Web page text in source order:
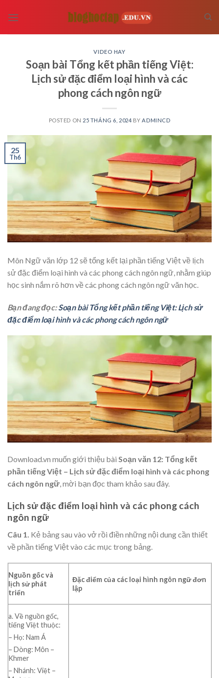
VIDEO HAY
Soạn bài Tổng kết phần tiếng Việt:
Lịch sử đặc điểm loại hình và các
phong cách ngôn ngữ
POSTED ON 25 THÁNG 6, 2024 BY ADMINCD
25
Th6
Môn Ngữ văn lớp 12 sẽ tổng kết lại phần tiếng Việt về lịch
sử đặc điểm loại hình và các phong cách ngôn ngữ, nhằm giúp
học sinh nắm rõ hơn về các phong cách ngôn ngữ văn học.
Bạn đang đọc:Soạn bài Tổng kết phần tiếng Việt: Lịch sử
đặc điểm loại hình và các phong cách ngôn ngữ
Download.vn muốn giới thiệu bài Soạn văn 12: Tổng kết
phần tiếng Việt – Lịch sử đặc điểm loại hình và các phong
cách ngôn ngữ, mời bạn đọc tham khảo sau đây.
Lịch sử đặc điểm loại hình và các phong cách
ngôn ngữ
Câu 1. Kẻ bảng sau vào vở rồi điền những nội dung cần thiết
về phần tiếng Việt vào các mục trong bảng.
Nguồn gốc và
lịch sử phát
triển
Đặc điểm của các loại hình ngôn ngữ đơn
lập
a. Về nguồn gốc,
tiếng Việt thuộc:
– Họ: Nam Á
– Dòng: Môn –
Khmer
– Nhánh: Việt –